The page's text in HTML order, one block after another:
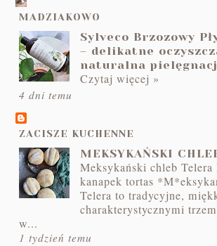
MADZIAKOWO
Sylveco Brzozowy
– delikatne
naturalna
Czytaj więcej »
4 dni temu
ZACISZE KUCHENNE
MEKSYKAŃSKI
Meksykański chleb Telera
kanapek tortas
Telera to tradycyjne,
charakterystycznymi
w...
1 tydzień temu